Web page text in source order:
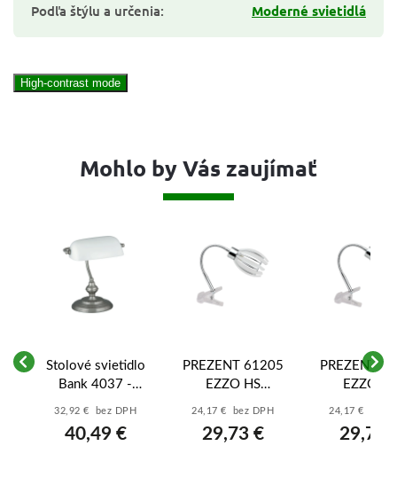
Podľa štýlu a určenia: Moderné svietidlá
High-contrast mode
Mohlo by Vás zaujímať
Stolové svietidlo
Bank 4037 -
saténová
32,92 € bez DPH
40,49 €
PREZENT 61205
EZZO HS
1xG9/33(40W),
24,17 € bez DPH
29,73 €
PREZENT
EZZO HS
24,17 € bez
29,73